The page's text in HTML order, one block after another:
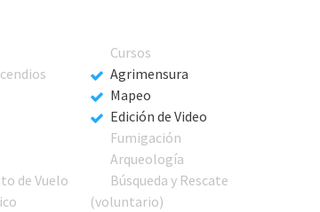
de Vuelo
Cursos
Agrimensura
Mapeo
Edición de Video
Fumigación
Arqueología
Búsqueda y Rescate
(voluntario)